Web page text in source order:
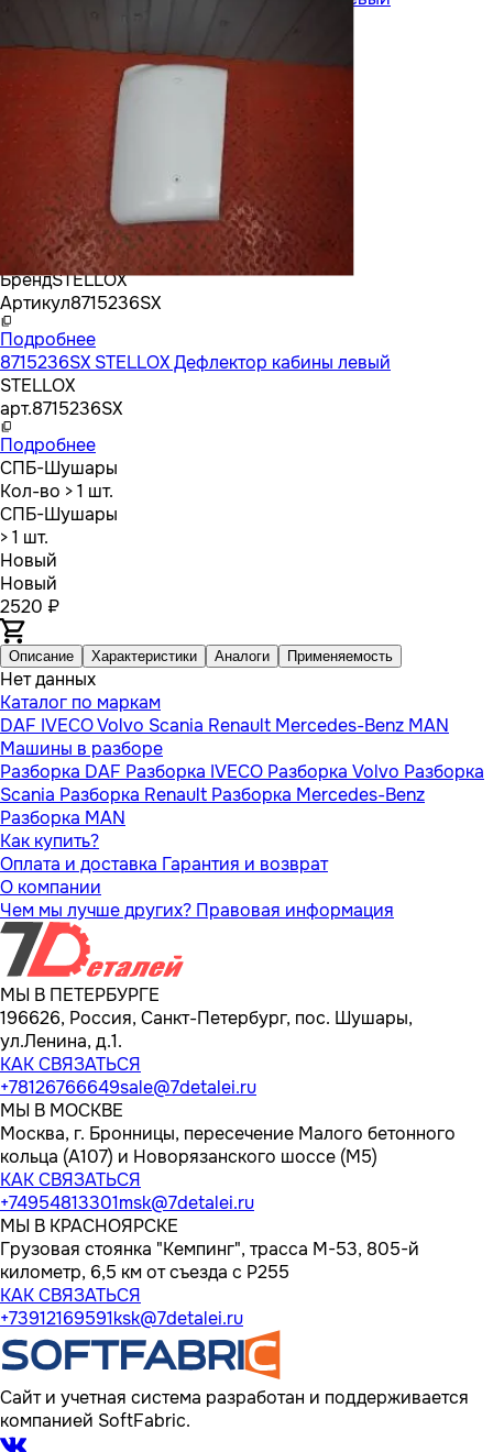
БрендSTELLOX
Артикул8715236SX
Подробнее
8715236SX STELLOX Дефлектор кабины левый
STELLOX
арт.8715236SX
Подробнее
СПБ-Шушары
Кол-во > 1 шт.
СПБ-Шушары
> 1 шт.
Новый
Новый
2520 ₽
Описание Характеристики Аналоги Применяемость
Нет данных
Каталог по маркам
DAF IVECOVolvo Scania Renault Mercedes-Benz MAN
Машины в разборе
Разборка DAF Разборка IVECO Разборка Volvo Разборка
Scania Разборка Renault Разборка Mercedes-Benz
Разборка MAN
Как купить?
Оплата и доставка Гарантия и возврат
О компании
Чем мы лучше других? Правовая информация
МЫ В ПЕТЕРБУРГЕ
196626, Россия, Санкт-Петербург, пос. Шушары,
ул.Ленина, д.1.
КАК СВЯЗАТЬСЯ
+78126766649sale@7detalei.ru
МЫ В МОСКВЕ
Москва, г. Бронницы, пересечение Малого бетонного
кольца (А107) и Новорязанского шоссе (М5)
КАК СВЯЗАТЬСЯ
+74954813301msk@7detalei.ru
МЫ В КРАСНОЯРСКЕ
Грузовая стоянка "Кемпинг", трасса M-53, 805-й
километр, 6,5 км от съезда с Р255
КАК СВЯЗАТЬСЯ
+73912169591ksk@7detalei.ru
Сайт и учетная система разработан и поддерживается
компанией SoftFabric.